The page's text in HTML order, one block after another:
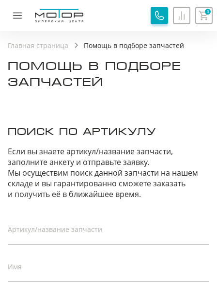
0
Главная страница Помощь в подборе запчастей
ПОМОЩЬ В ПОДБОРЕ
ЗАПЧАСТЕЙ
ПОИСК ПО АРТИКУЛУ
Если вы знаете артикул/название запчасти,
заполните анкету и отправьте заявку.
Мы осуществим поиск данной запчасти на нашем
складе и вы гарантированно сможете заказать
и получить её в ближайшее время.
Артикул/название запчасти
Имя
ОБРАТНАЯ СВЯЗЬ
персональных данных
Я соглашаюсь на Обработку персональных
данных
Я принимаюПользовательское соглашение
СПАСИБО!
Ваша заявка принята, специалист свяжется с вами.
Хорошо